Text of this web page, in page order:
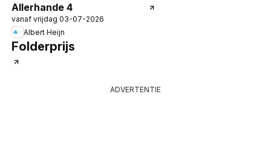
Allerhande 4
vanaf vrijdag 03-07-2026
Albert Heijn
Folderprijs
ADVERTENTIE